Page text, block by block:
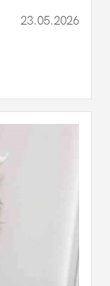
23.05.2026